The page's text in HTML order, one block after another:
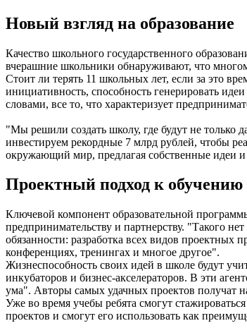
Новый взгляд на образование
Качество школьного государственного
вчерашние школьники обнаруживают, что
Стоит ли терять 11 школьных лет, если за это
инициативность, способность генерировать
словами, все то, что характеризует
"Мы решили создать школу, где будут не только
инвестируем рекордные 7 млрд рублей, чтобы
окружающий мир, предлагая собственные идеи
Проектный подход к обучению
Ключевой компонент образовательной
предпринимательству и партнерству. "Такого
обязанности: разработка всех видов
конференциях, тренингах и многое другое".
Жизнеспособность своих идей в школе будут
инкубаторов и бизнес-акселераторов. В эти
ума". Авторы самых удачных проектов получат
Уже во время учебы ребята смогут
проектов и смогут его использовать как